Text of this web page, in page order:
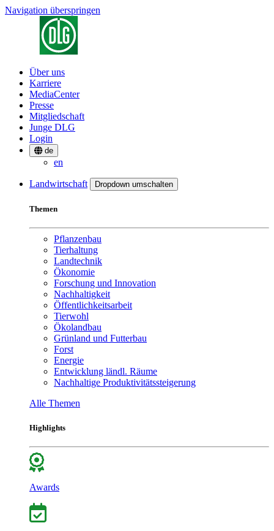
Navigation überspringen
Über uns
Karriere
MediaCenter
Presse
Mitgliedschaft
Junge DLG
Login
de
en
Landwirtschaft Dropdown umschalten
Themen
Pflanzenbau
Tierhaltung
Landtechnik
Ökonomie
Forschung und Innovation
Nachhaltigkeit
Öffentlichkeitsarbeit
Tierwohl
Ökolandbau
Grünland und Futterbau
Forst
Energie
Entwicklung ländl. Räume
Nachhaltige Produktivitätssteigerung
Alle Themen
Highlights
Awards